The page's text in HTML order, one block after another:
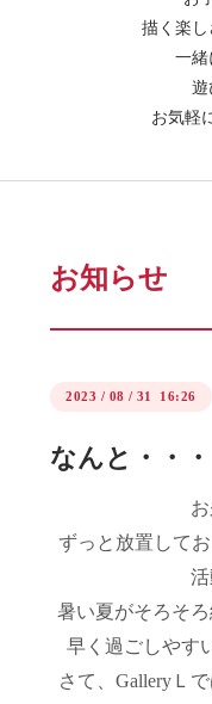
描く楽
一緒
遊
お気軽
お知らせ
2023 / 08 / 31 16:26
なんと・・・
ずっと放置して
活
暑い夏がそろそ
早く過ごしやす
さて、GalleryＬ